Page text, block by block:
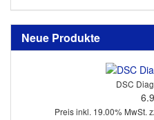
Neue Produkte
DSC
Preis inkl. 19.00% MwSt.